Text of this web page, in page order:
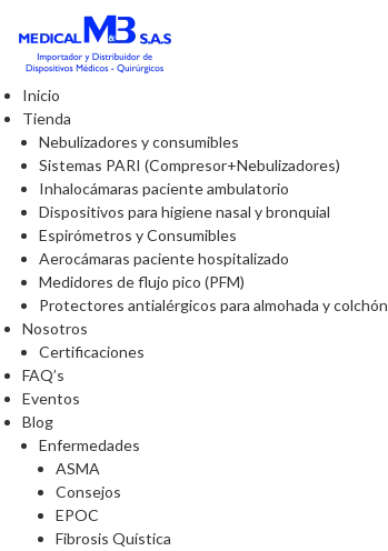
Inicio
Tienda
Nebulizadores y consumibles
Sistemas PARI (Compresor+Nebulizadores)
Inhalocámaras paciente ambulatorio
Dispositivos para higiene nasal y bronquial
Espirómetros y Consumibles
Aerocámaras paciente hospitalizado
Medidores de flujo pico (PFM)
Protectores antialérgicos para almohada y colchón
Nosotros
Certificaciones
FAQ’s
Eventos
Blog
Enfermedades
ASMA
Consejos
EPOC
Fibrosis Quística